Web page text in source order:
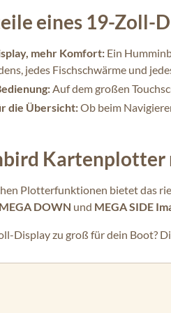
eines 19-Zoll-
mehr Komfort: Ein
jedes Fischschwärme und
Auf dem großen
die Übersicht:Ob beim
Kartenplotter
Plotterfunktionen bietet das
MEGA DOWN und MEGA SIDE
Display zu groß für dein Boot?